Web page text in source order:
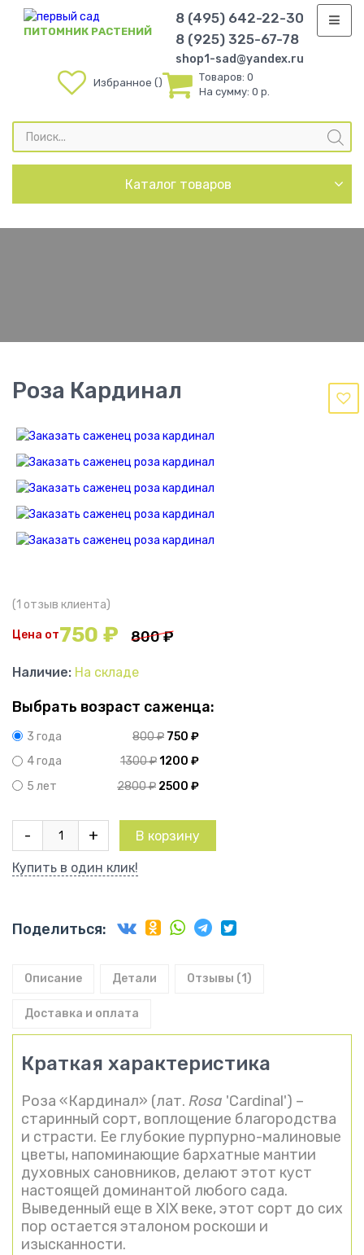
ПИТОМНИК РАСТЕНИЙ
8 (495) 642-22-30
8 (925) 325-67-78
shop1-sad@yandex.ru
Избранное Товаров: 0
На сумму: 0 р.
Поиск
товаров
Каталог товаров
Роза Кардинал
(1 отзыв клиента)
Цена от 800₽
750 ₽
Наличие: На складе
Выбрать возраст саженца:
3 года 800₽ 750 ₽
4 года
1300₽1200 ₽
5 лет
2800₽ 2500 ₽
-
Количество
Роза
+ В корзину
Купить в один клик!
Поделиться:
Описание Детали Отзывы (1)
Доставка и оплата
Краткая характеристика
Роза «Кардинал» (лат. Rosa 'Cardinal') –
старинный сорт, воплощение благородства
и страсти. Ее глубокие пурпурно-малиновые
цветы, напоминающие бархатные мантии
духовных сановников, делают этот куст
настоящей доминантой любого сада.
Выведенный еще в XIX веке, этот сорт до сих
пор остается эталоном роскоши и
изысканности.